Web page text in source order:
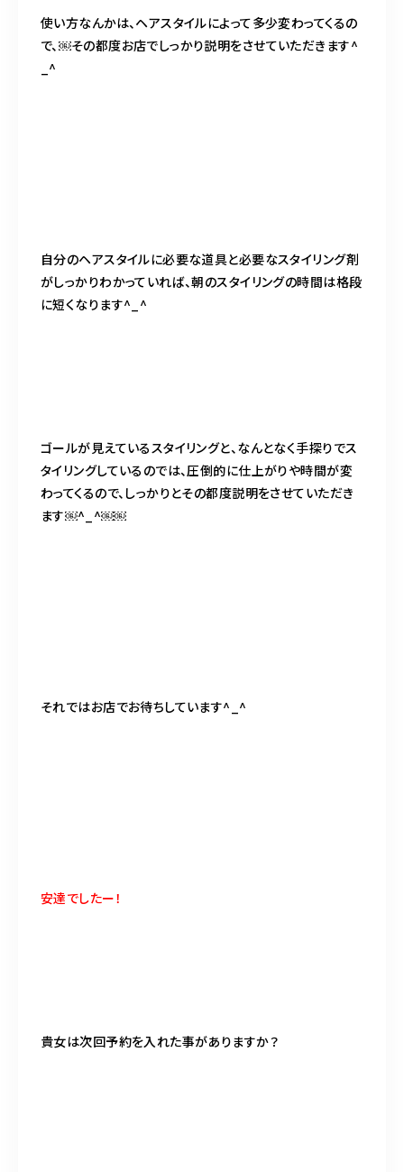
使い方なんかは、ヘアスタイルによって多少変わってくるの
で、￼その都度お店でしっかり説明をさせていただきます^
_^
自分のヘアスタイルに必要な道具と必要なスタイリング剤
がしっかりわかっていれば、朝のスタイリングの時間は格段
に短くなります^_^
ゴールが見えているスタイリングと、なんとなく手探りでス
タイリングしているのでは、圧倒的に仕上がりや時間が変
わってくるので、しっかりとその都度説明をさせていただき
ます￼^_^￼￼
それではお店でお待ちしています^_^
安達でしたー！
貴女は次回予約を入れた事がありますか？